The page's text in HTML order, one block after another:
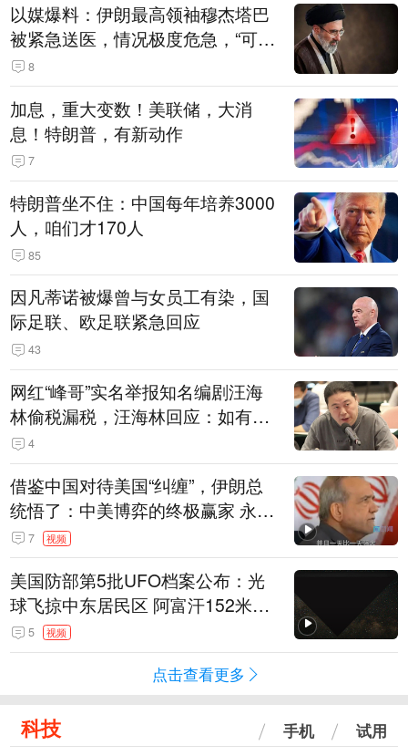
以媒爆料：伊朗最高领袖穆杰塔巴
被紧急送医，情况极度危急，“可能
随时会死去”
8
加息，重大变数！美联储，大消
息！特朗普，有新动作
7
特朗普坐不住：中国每年培养3000
人，咱们才170人
85
因凡蒂诺被爆曾与女员工有染，国
际足联、欧足联紧急回应
43
网红“峰哥”实名举报知名编剧汪海
林偷税漏税，汪海林回应：如有违
法行为，相关机构自会进行评判和
处理
4
借鉴中国对待美国“纠缠”，伊朗总
统悟了：中美博弈的终极赢家 永远
是埋头发展的那一国 伊朗要学中
国“做好自己的事”
7 视频
美国防部第5批UFO档案公布：光
球飞掠中东居民区 阿富汗152米三
角形遮蔽星光
5 视频
点击查看更多
科技 手机 试用